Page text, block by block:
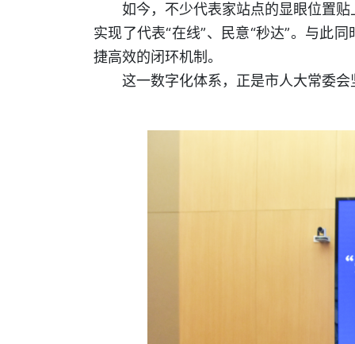
如今，不少代表家站点的显眼位置
实现了代表“在线”、民意“秒达”。与此
捷高效的闭环机制。
这一数字化体系，正是市人大常委